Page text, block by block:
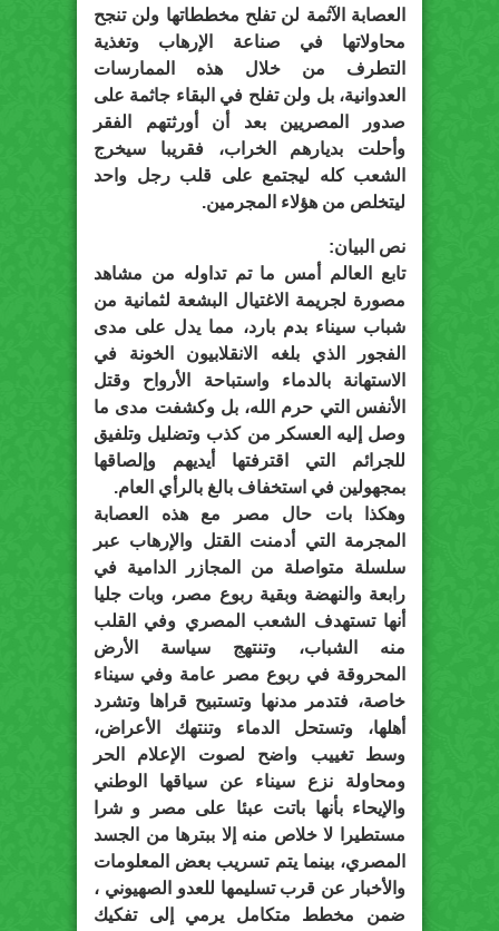
العصابة الآثمة لن تفلح مخططاتها ولن تنجح
محاولاتها في صناعة الإرهاب وتغذية
التطرف من خلال هذه الممارسات
العدوانية، بل ولن تفلح في البقاء جاثمة على
صدور المصريين بعد أن أورثتهم الفقر
وأحلت بديارهم الخراب، فقريبا سيخرج
الشعب كله ليجتمع على قلب رجل واحد
ليتخلص من هؤلاء المجرمين.
نص البيان:
تابع العالم أمس ما تم تداوله من مشاهد
مصورة لجريمة الاغتيال البشعة لثمانية من
شباب سيناء بدم بارد، مما يدل على مدى
الفجور الذي بلغه الانقلابيون الخونة في
الاستهانة بالدماء واستباحة الأرواح وقتل
الأنفس التي حرم الله، بل وكشفت مدى ما
وصل إليه العسكر من كذب وتضليل وتلفيق
للجرائم التي اقترفتها أيديهم وإلصاقها
بمجهولين في استخفاف بالغ بالرأي العام.
وهكذا بات حال مصر مع هذه العصابة
المجرمة التي أدمنت القتل والإرهاب عبر
سلسلة متواصلة من المجازر الدامية في
رابعة والنهضة وبقية ربوع مصر، وبات جليا
أنها تستهدف الشعب المصري وفي القلب
منه الشباب، وتنتهج سياسة الأرض
المحروقة في ربوع مصر عامة وفي سيناء
خاصة، فتدمر مدنها وتستبيح قراها وتشرد
أهلها، وتستحل الدماء وتنتهك الأعراض،
وسط تغييب واضح لصوت الإعلام الحر
ومحاولة نزع سيناء عن سياقها الوطني
والإيحاء بأنها باتت عبئا على مصر و شرا
مستطيرا لا خلاص منه إلا ببترها من الجسد
المصري، بينما يتم تسريب بعض المعلومات
والأخبار عن قرب تسليمها للعدو الصهيوني ،
ضمن مخطط متكامل يرمي إلى تفكيك